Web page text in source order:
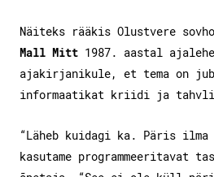
Näiteks rääkis Olustvere
Mall Mitt 1987. aastal ajalehe
ajakirjanikule, et tema on
informaatikat kriidi ja tahvli
“Läheb kuidagi ka. Päris
kasutame programmeeritavat